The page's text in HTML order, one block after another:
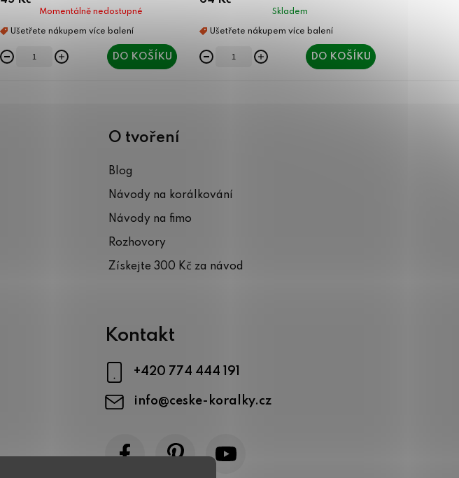
Momentálně nedostupné
DO KOŠÍKU
Skladem
DO KOŠÍKU
O tvoření
Blog
Návody na korálkování
Návody na fimo
Rozhovory
Získejte 300 Kč za návod
Kontakt
info@ceske-koralky.cz
+420 774 444 191